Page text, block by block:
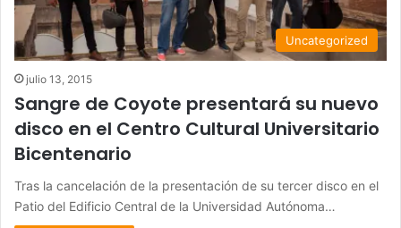
Uncategorized
julio 13, 2015
Sangre de Coyote presentará su nuevo
disco en el Centro Cultural Universitario
Bicentenario
Tras la cancelación de la presentación de su tercer disco en el
Patio del Edificio Central de la Universidad Autónoma…